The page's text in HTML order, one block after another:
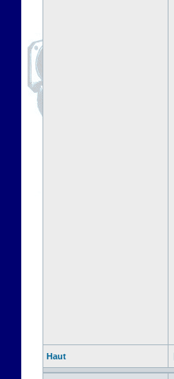
Haut